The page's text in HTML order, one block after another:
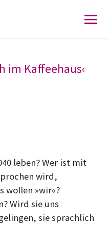
im Kaffeehaus‹
leben? Wer ist mit
wird,
wollen »wir«?
Wird sie uns
sie sprachlich